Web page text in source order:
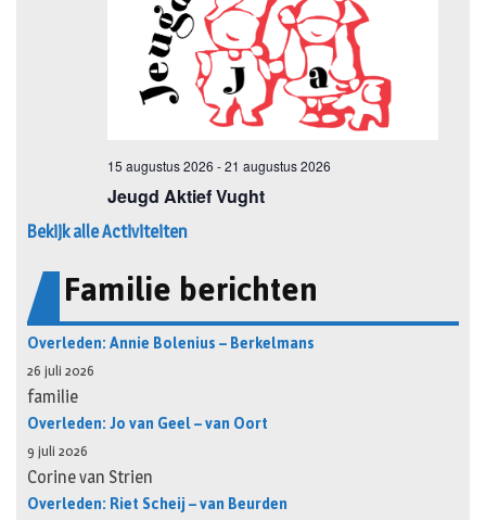
Bekijk alle Activiteiten
Familie berichten
Overleden: Annie Bolenius – Berkelmans
26 juli 2026
familie
Overleden: Jo van Geel – van Oort
9 juli 2026
Corine van Strien
Overleden: Riet Scheij – van Beurden